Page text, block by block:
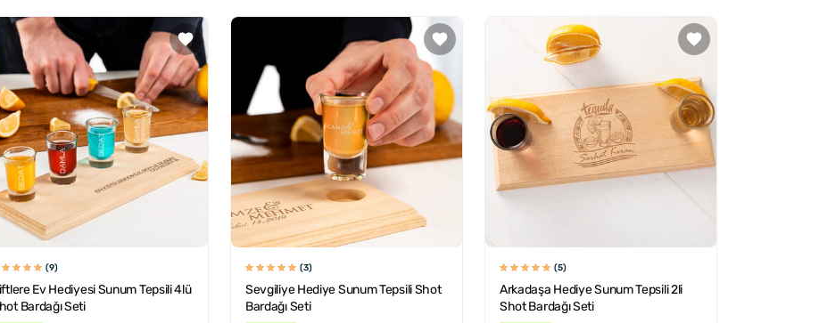
(9)
Ev Hediyesi Sunum Tepsili 4lü
Bardağı Seti
(3)
Sevgiliye Hediye Sunum Tepsili Shot
Bardağı Seti
(5)
Arkadaşa Hediye Sunum Tepsili 2li
Shot Bardağı Seti